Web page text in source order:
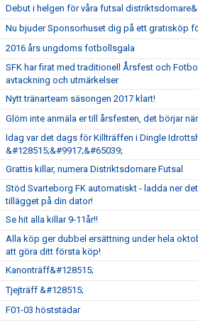
Debut i helgen för våra futsal
Nu bjuder Sponsorhuset dig på ett gratisköp
2016 års ungdoms fotbollsgala
SFK har firat med traditionell Årsfest och
avtackning och utmärkelser
Nytt tränarteam säsongen 2017 klart!
Glöm inte anmäla er till årsfesten, det börjar
Idag var det dags för Killträffen i Dingle
&#128515;&#9917;&#65039;
Grattis killar, numera Distriktsdomare Futsal
Stöd Svarteborg FK automatiskt - ladda ner
tillägget på din dator!
Se hit alla killar 9-11år!!
Alla köp ger dubbel ersättning under hela
att göra ditt första köp!
Kanonträff&#128515;
Tjejträff &#128515;
F01-03 höststädar